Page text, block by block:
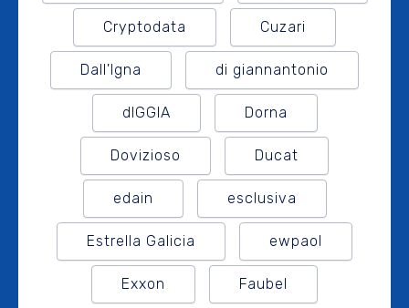
Cryptodata Cuzari
Dall'Igna di giannantonio
dIGGIA Dorna
Dovizioso Ducat
edain esclusiva
Estrella Galicia ewpaol
Exxon Faubel